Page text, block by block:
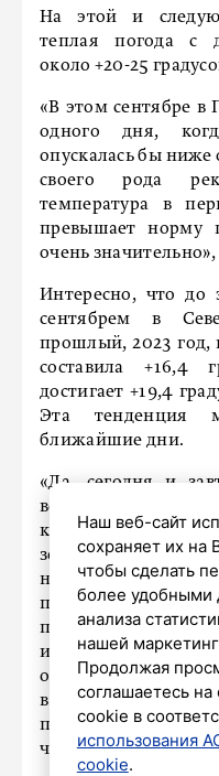
На этой и
теплая погода с
около +20-25
«В этом сентябре в
одного дня,
опускалась бы ниже
своего рода
температура в
превышает норму
очень
Интересно, что до
сентябрем в
прошлый, 2023 год,
составила +16,4
достигает +19,4
Эта тенденция
ближайшие дни.
«Да, сегодня и
возможно,
кратковременным.
зоной, которая в
но находится
потому похолодает
пятницы будет
и сухая погода.
отметке в +23-25
в выходные, но и
просто четвёртый
что это
Наш веб-сайт
сохраняет их на
чтобы сделать
более удобными
анализа
нашей
Продолжая
соглашаетесь
cookie в
использования
cookie.